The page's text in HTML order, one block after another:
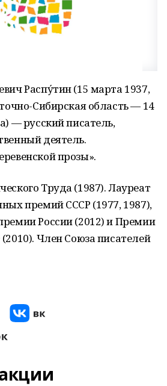
Распу́тин (15 марта 1937,
Сибирская область — 14
— русский писатель,
деятель.
прозы».
Труда (1987). Лауреат
премий СССР (1977, 1987),
России (2012) и Премии
Член Союза писателей